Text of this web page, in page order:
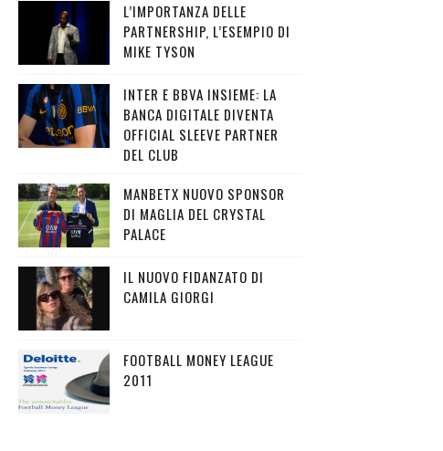
L’IMPORTANZA DELLE
PARTNERSHIP, L’ESEMPIO DI
MIKE TYSON
INTER E BBVA INSIEME: LA
BANCA DIGITALE DIVENTA
OFFICIAL SLEEVE PARTNER
DEL CLUB
MANBETX NUOVO SPONSOR
DI MAGLIA DEL CRYSTAL
PALACE
IL NUOVO FIDANZATO DI
CAMILA GIORGI
FOOTBALL MONEY LEAGUE
2011